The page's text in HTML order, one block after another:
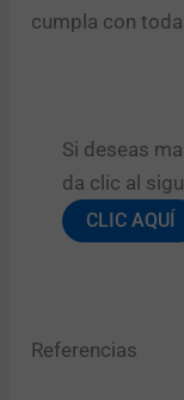
cumpla con
Si deseas
da clic al
CLIC AQUÍ
Referencias